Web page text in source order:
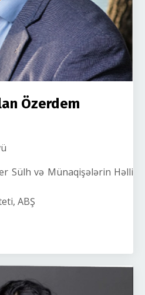
Özerdem
Sülh və Münaqişələrin Həlli
ABŞ